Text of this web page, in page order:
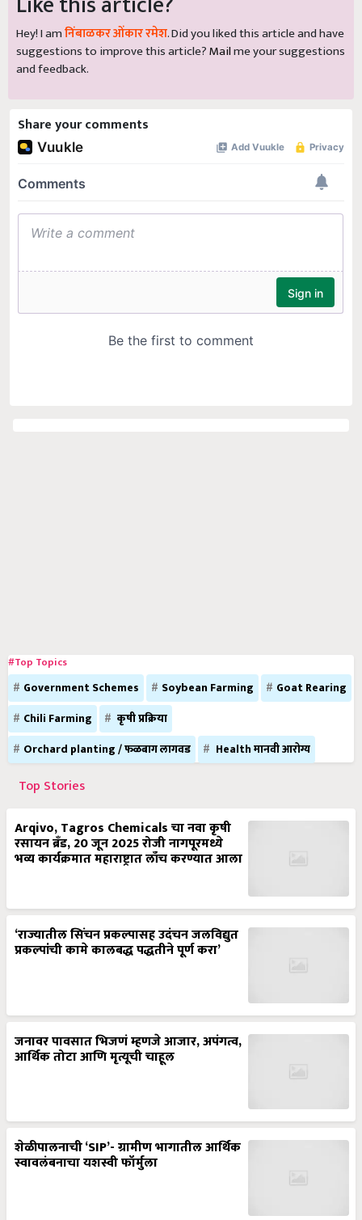
Hey! I amनिंबाळकर ओंकार रमेश. Did you liked this article and have
suggestions to improve this article?Mailme your suggestions
and feedback.
Share your comments
#Top Topics
Government Schemes Soybean Farming
Goat Rearing
Chili Farming
कृषी प्रक्रिया
Orchard planting / फळबाग लागवड
Health मानवी आरोग्य
Top Stories
Arqivo, Tagros Chemicals चा नवा कृषी
रसायन ब्रँड, 20 जून 2025 रोजी नागपूरमध्ये
भव्य कार्यक्रमात महाराष्ट्रात लाँच करण्यात आला
‘राज्यातील सिंचन प्रकल्पासह उदंचन जलविद्युत
प्रकल्पांची कामे कालबद्ध पद्धतीने पूर्ण करा’
जनावर पावसात भिजणं म्हणजे आजार, अपंगत्व,
आर्थिक तोटा आणि मृत्यूची चाहूल
शेळीपालनाची ‘SIP’- ग्रामीण भागातील आर्थिक
स्वावलंबनाचा यशस्वी फॉर्मुला